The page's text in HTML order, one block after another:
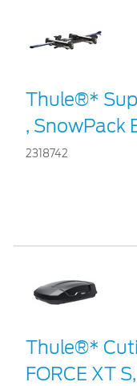
Thule®*
, SnowPack
2318742
Thule®*
FORCE XT